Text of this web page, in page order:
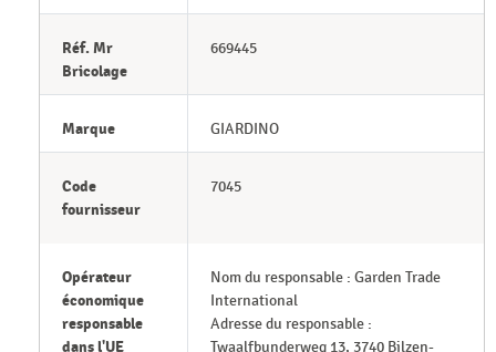
Réf. Mr
Bricolage
669445
Marque GIARDINO
Code
fournisseur
7045
Opérateur
économique
responsable
dans l'UE
Nom du responsable : Garden Trade
International
Adresse du responsable :
Twaalfbunderweg 13, 3740 Bilzen-